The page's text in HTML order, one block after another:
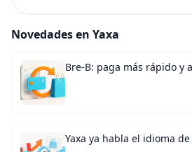
Novedades en Yaxa
Bre-B: paga más rápido y
Yaxa ya habla el idioma